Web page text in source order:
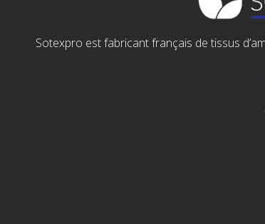
Sotexpro est fabricant français de tissus